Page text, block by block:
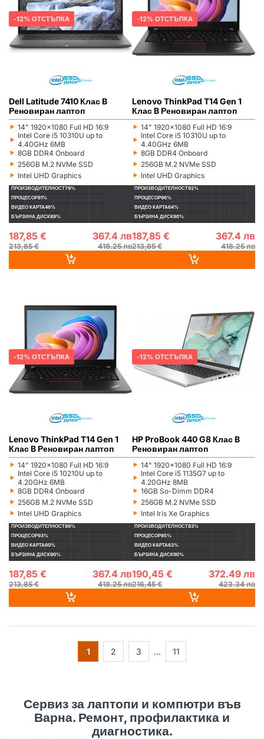
12% ОТСТЪПКА
Dell Latitude 7410 Клас B
Реновиран лаптоп
‣
Монитор:
14" 1920x1080 Full HD 16:9
‣
Процесор:
Intel Core i5 10310U up to
4.40GHz 6MB
‣
Рам памет:
8GB DDR4 Onboard
‣
Хард диск:
256GB M.2 NVMe SSD
‣
Видеокарта:
Intel UHD Graphics
ПРОИЗВОДИТЕЛНОСТ79%
ПРОЦЕСОР81%
ВИДЕО КАРТА46%
БЪРЗИНА ДИСК89%
187,85 € 367.4 лв
213,85 € 418.25 лв
12% ОТСТЪПКА
Lenovo ThinkPad T14 Gen 1
Клас B Реновиран лаптоп
‣
Монитор:
14" 1920x1080 Full HD 16:9
‣
Процесор:
Intel Core i5 10310U up to
4.40GHz 6MB
‣
Рам памет:
8GB DDR4 Onboard
‣
Хард диск:
256GB M.2 NVMe SSD
‣
Видеокарта:
Intel UHD Graphics
ПРОИЗВОДИТЕЛНОСТ92%
ПРОЦЕСОР96%
ВИДЕО КАРТА64%
БЪРЗИНА ДИСК90%
187,85 € 367.4 лв
213,85 € 418.25 лв
12% ОТСТЪПКА
Lenovo ThinkPad T14 Gen 1
Клас B Реновиран лаптоп
‣
Монитор:
14" 1920x1080 Full HD 16:9
‣
Процесор:
Intel Core i5 10210U up to
4.20GHz 6MB
‣
Рам памет:
8GB DDR4 Onboard
‣
Хард диск:
256GB M.2 NVMe SSD
‣
Видеокарта:
Intel UHD Graphics
ПРОИЗВОДИТЕЛНОСТ89%
ПРОЦЕСОР93%
ВИДЕО КАРТА60%
БЪРЗИНА ДИСК90%
187,85 € 367.4 лв
213,85 € 418.25 лв
12% ОТСТЪПКА
HP ProBook 440 G8 Клас B
Реновиран лаптоп
‣
Монитор:
14" 1920x1080 Full HD 16:9
‣
Процесор:
Intel Core i5 1135G7 up to
4.20GHz 8MB
‣
Рам памет:
16GB So-Dimm DDR4
‣
Хард диск:
256GB M.2 NVMe SSD
‣
Видеокарта:
Intel Iris Xe Graphics
ПРОИЗВОДИТЕЛНОСТ83%
ПРОЦЕСОР85%
ВИДЕО КАРТА63%
БЪРЗИНА ДИСК90%
190,45 € 372.49 лв
216,45 € 423.34 лв
1 2 3 … 11
Сервиз за лаптопи и компютри във
Варна. Ремонт, профилактика и
диагностика.